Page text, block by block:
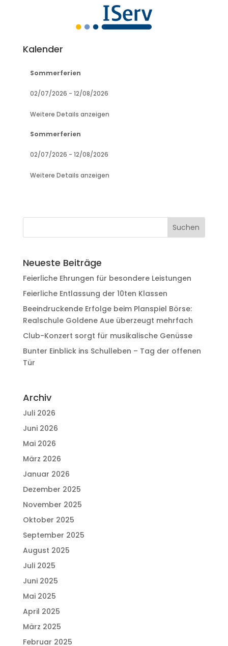
Kalender
Sommerferien
02/07/2026 - 12/08/2026
Weitere Details anzeigen
Sommerferien
02/07/2026 - 12/08/2026
Weitere Details anzeigen
Neueste Beiträge
Feierliche Ehrungen für besondere Leistungen
Feierliche Entlassung der 10ten Klassen
Beeindruckende Erfolge beim Planspiel Börse:
Realschule Goldene Aue überzeugt mehrfach
Club-Konzert sorgt für musikalische Genüsse
Bunter Einblick ins Schulleben – Tag der offenen
Tür
Archiv
Juli 2026
Juni 2026
Mai 2026
März 2026
Januar 2026
Dezember 2025
November 2025
Oktober 2025
September 2025
August 2025
Juli 2025
Juni 2025
Mai 2025
April 2025
März 2025
Februar 2025